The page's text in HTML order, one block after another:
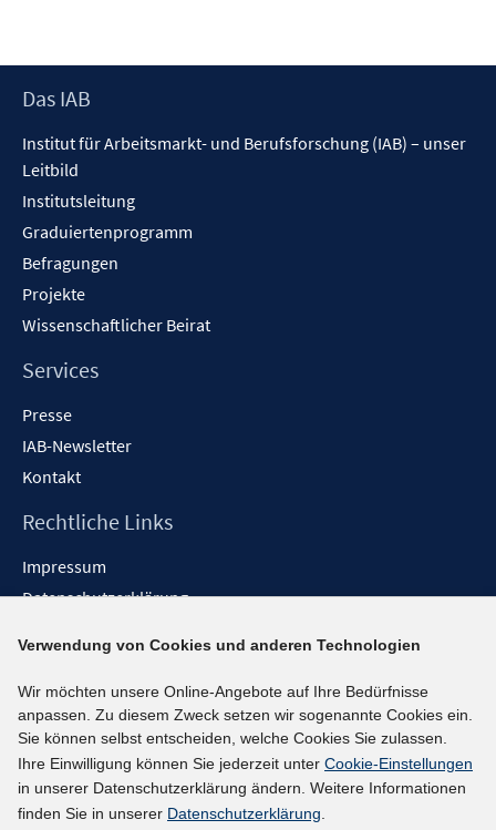
Footer
Das IAB
Institut für Arbeitsmarkt- und Berufsforschung (IAB) – unser
Leitbild
Institutsleitung
Graduiertenprogramm
Befragungen
Projekte
Wissenschaftlicher Beirat
Services
Presse
IAB-Newsletter
Kontakt
Rechtliche Links
Impressum
Datenschutzerklärung
Barrieren melden
Social-Media-Kanäle
BlueSky
YouTube
LinkedIn
Verwendung von Cookies und anderen Technologien
Wir möchten unsere Online-Angebote auf Ihre Bedürfnisse
anpassen. Zu diesem Zweck setzen wir sogenannte Cookies ein.
Sie können selbst entscheiden, welche Cookies Sie zulassen.
Ihre Einwilligung können Sie jederzeit unter Cookie-Einstellungen
in unserer Datenschutzerklärung ändern. Weitere Informationen
finden Sie in unserer Datenschutzerklärung.